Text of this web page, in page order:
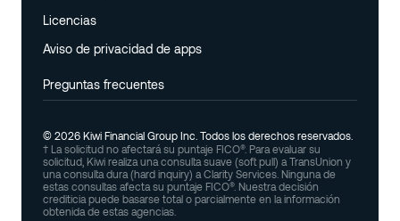
Licencias
Aviso de privacidad de apps
Preguntas frecuentes
Preguntas frecuentes
© 2026 Kiwi Financial Group Inc. Todos los derechos reservados.
† La solicitud no afectará su puntaje FICO®. Para evaluar su
solicitud, Kiwi realiza una consulta suave (soft pull) a TransUnion y
una consulta dura (hard inquiry) a Clarity Services. Ninguna de
estas consultas afecta su puntaje FICO®. Nuestra decisión
crediticia puede basarse total o parcialmente en la información
obtenida de estas agencias.